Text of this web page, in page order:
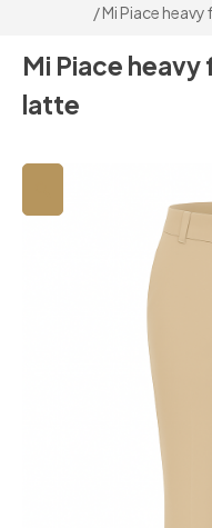
/ Mi Piace
Mi Piace
latte